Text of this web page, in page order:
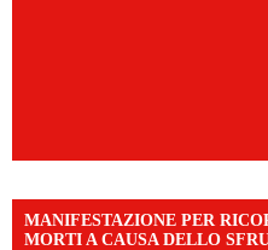
MANIFESTAZIONE PER
MORTI A CAUSA DELLO